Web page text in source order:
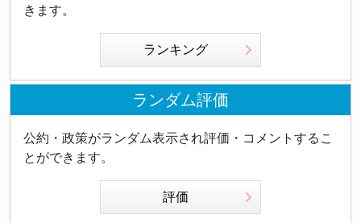
きます。
ランキング
ランダム評価
公約・政策がランダム表示され評価・コメントするこ
とができます。
評価